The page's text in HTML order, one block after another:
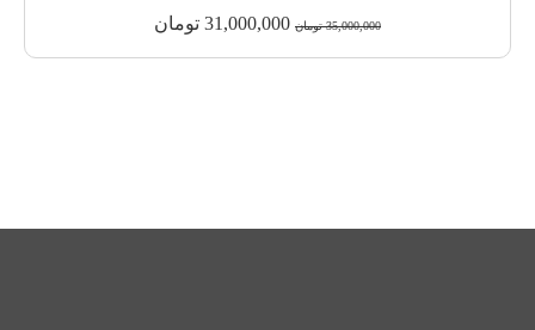
35,000,000 تومان 31,000,000 تومان